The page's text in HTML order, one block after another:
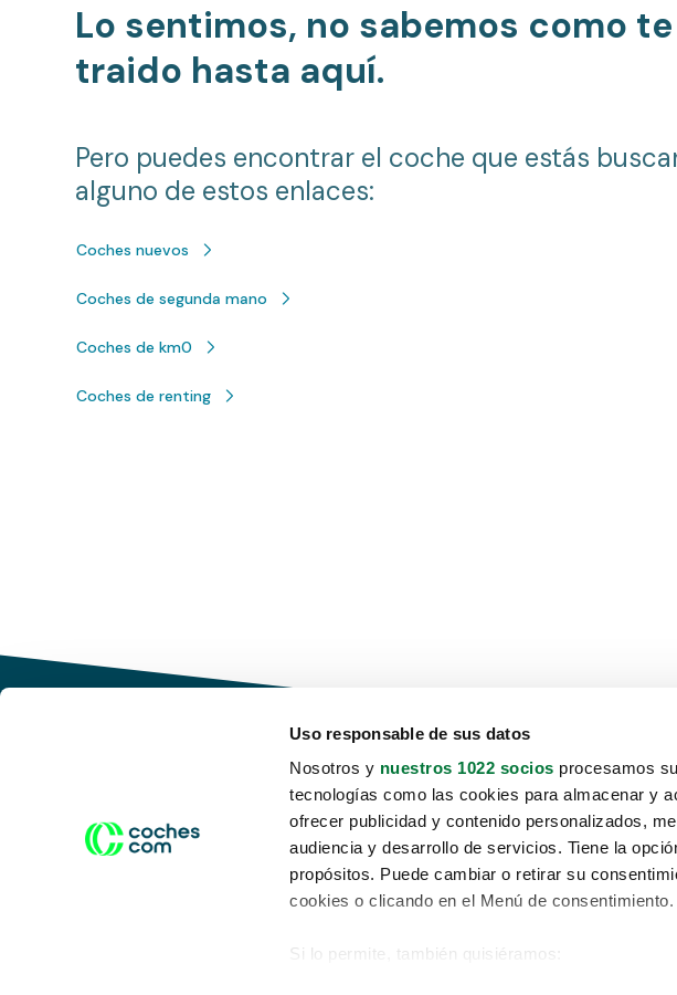
Uso responsable de sus datos
Nosotros y nuestros 1022 socios procesamos
tecnologías como las cookies para almacenar y
ofrecer publicidad y contenido personalizados,
audiencia y desarrollo de servicios. Tiene la
propósitos. Puede cambiar o retirar su
cookies o clicando en el Menú de consentimiento.
Si lo permite, también quisiéramos:
Lo sentimos, no sabemos como
traido hasta aquí.
Pero puedes encontrar el coche que estás
alguno de estos enlaces:
Coches nuevos
Coches de segunda mano
Coches de km0
Coches de renting
Conduce tu futuro,
desata tu movilidad